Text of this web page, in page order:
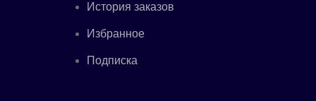
История заказов
Избранное
Подписка